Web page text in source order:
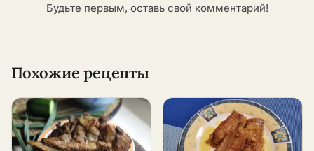
Будьте первым, оставь свой комментарий!
Похожие рецепты